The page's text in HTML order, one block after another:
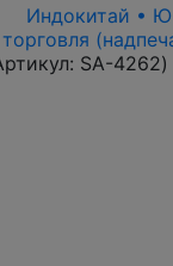
Индокитай •
торговля
SA-4262)